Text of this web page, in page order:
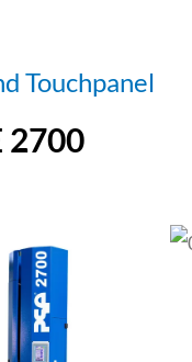
Touchpanel
2700